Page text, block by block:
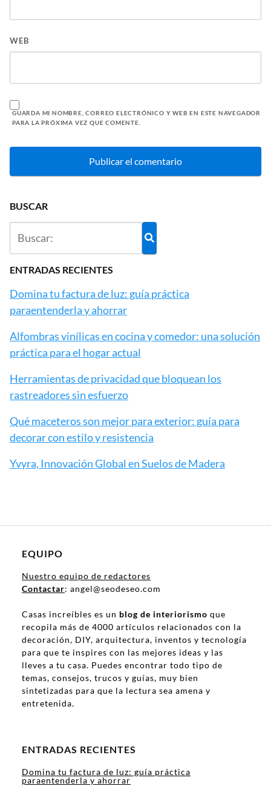
WEB
GUARDA MI NOMBRE, CORREO ELECTRÓNICO Y WEB EN ESTE NAVEGADOR
PARA LA PRÓXIMA VEZ QUE COMENTE.
BUSCAR
ENTRADAS RECIENTES
Domina tu factura de luz: guía práctica
paraentenderla y ahorrar
Alfombras vinílicas en cocina y comedor: una solución
práctica para el hogar actual
Herramientas de privacidad que bloquean los
rastreadores sin esfuerzo
Qué maceteros son mejor para exterior: guía para
decorar con estilo y resistencia
Yvyra, Innovación Global en Suelos de Madera
EQUIPO
Nuestro equipo de redactores
Contactar: angel@seodeseo.com
Casas increíbles es un blog de interiorismo que
recopila más de 4000 artículos relacionados con la
decoración, DIY, arquitectura, inventos y tecnología
para que te inspires con las mejores ideas y las
lleves a tu casa. Puedes encontrar todo tipo de
temas, consejos, trucos y guías, muy bien
sintetizadas para que la lectura sea amena y
entretenida.
ENTRADAS RECIENTES
Domina tu factura de luz: guía práctica
paraentenderla y ahorrar